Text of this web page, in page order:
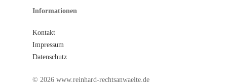
Informationen
Kontakt
Impressum
Datenschutz
© 2026 www.reinhard-rechtsanwaelte.de